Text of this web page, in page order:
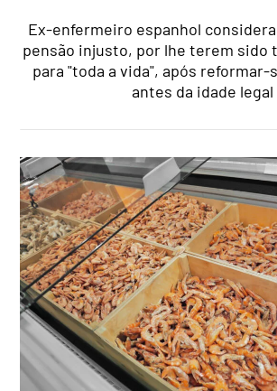
Ex-enfermeiro espanhol
pensão injusto, por lhe terem sido
para "toda a vida", após reformar-
antes da idade legal